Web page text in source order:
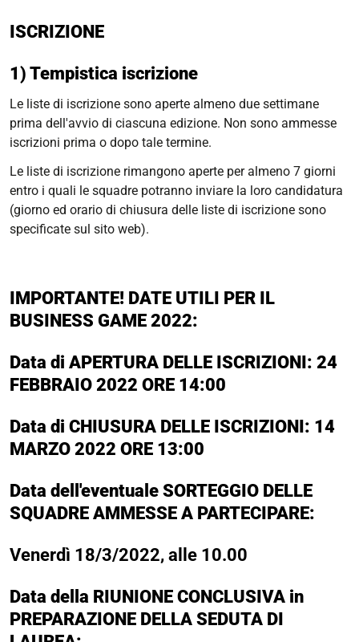
ISCRIZIONE
1) Tempistica iscrizione
Le liste di iscrizione sono aperte almeno due settimane
prima dell'avvio di ciascuna edizione. Non sono ammesse
iscrizioni prima o dopo tale termine.
Le liste di iscrizione rimangono aperte per almeno 7 giorni
entro i quali le squadre potranno inviare la loro candidatura
(giorno ed orario di chiusura delle liste di iscrizione sono
specificate sul sito web).
IMPORTANTE! DATE UTILI PER IL
BUSINESS GAME 2022:
Data di APERTURA DELLE ISCRIZIONI: 24
FEBBRAIO 2022 ORE 14:00
Data di CHIUSURA DELLE ISCRIZIONI: 14
MARZO 2022 ORE 13:00
Data dell'eventuale SORTEGGIO DELLE
SQUADRE AMMESSE A PARTECIPARE:
Venerdì 18/3/2022, alle 10.00
Data della RIUNIONE CONCLUSIVA in
PREPARAZIONE DELLA SEDUTA DI